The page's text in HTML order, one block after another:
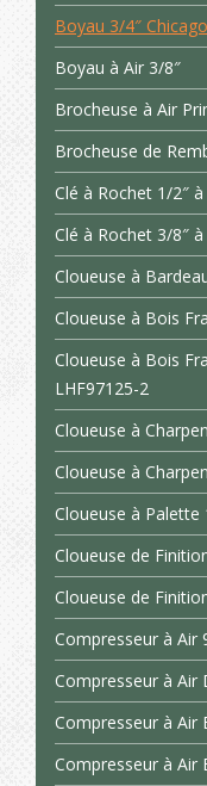
Boyau 3/4″ Chicago
Boyau à Air 3/8″
Brocheuse à Air
Brocheuse de
Clé à Rochet 1/2″
Clé à Rochet 3/8″
Cloueuse à
Cloueuse à Bois
Cloueuse à Bois
LHF97125-2
Cloueuse à
Cloueuse à
Cloueuse à Palette
Cloueuse de
Cloueuse de
Compresseur à Air
Compresseur à Air
Compresseur à Air
Compresseur à Air